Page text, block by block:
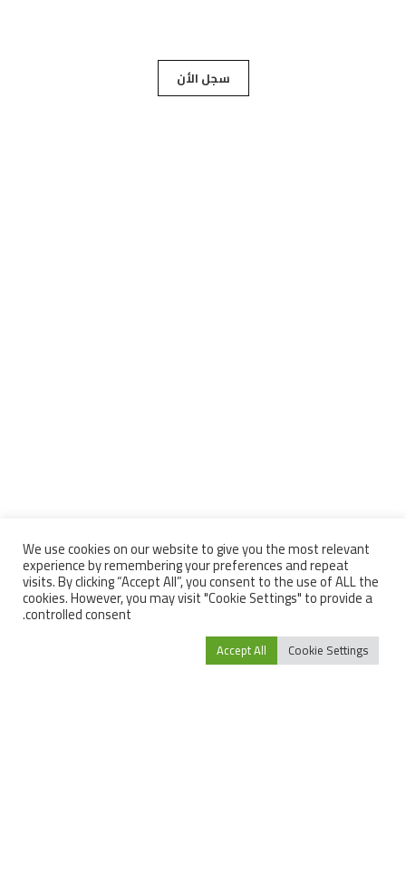
سجل الأن
We use cookies on our website to give you the most relevant
experience by remembering your preferences and repeat
visits. By clicking “Accept All”, you consent to the use of ALL the
cookies. However, you may visit "Cookie Settings" to provide a
controlled consent.
Cookie Settings
Accept All